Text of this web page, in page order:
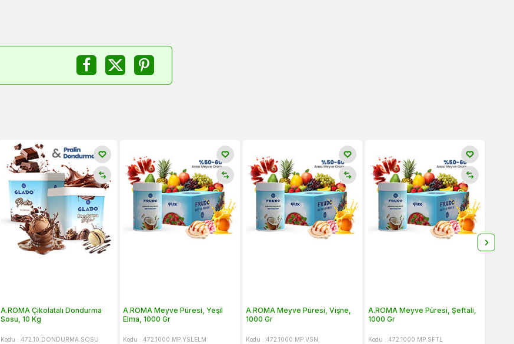
A.ROMA Çikolatalı Dondurma
Sosu, 10 Kg
Kodu : 472.10.DONDURMA.SOSU
A.ROMA Meyve Püresi, Yeşil
Elma, 1000 Gr
Kodu : 472.1000.MP.YSLELM
A.ROMA Meyve Püresi, Vişne,
1000 Gr
Kodu : 472.1000.MP.VSN
A.ROMA Meyve Püresi, Şeftali,
1000 Gr
Kodu : 472.1000.MP.SFTL